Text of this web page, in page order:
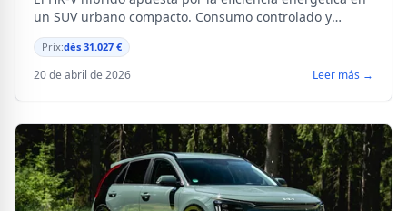
un SUV urbano compacto. Consumo controlado y
motorización probada para la ciudad y
desplazamientos diarios.
Prix:dès 31.027 €
20 de abril de 2026 Leer más →